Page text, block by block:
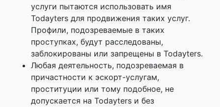
услуги пытаются использовать имя
Todayters для продвижения таких услуг.
Профили, подозреваемые в таких
проступках, будут расследованы,
заблокированы или запрещены в Todayters.
Любая деятельность, подозреваемая в
причастности к эскорт-услугам,
проституции или тому подобное, не
допускается на Todayters и без